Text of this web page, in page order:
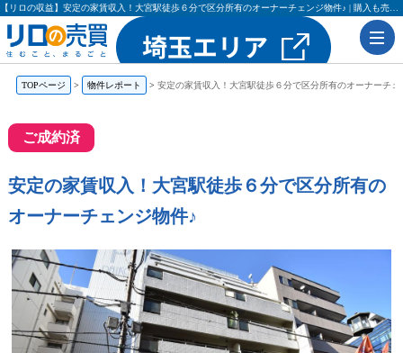
TOPページ 物件レポート 安定の家賃収入！大宮駅徒歩６分で区分所有のオーナーチェ
ご成約済
安定の家賃収入！大宮駅徒歩６分で区分所有の
オーナーチェンジ物件♪